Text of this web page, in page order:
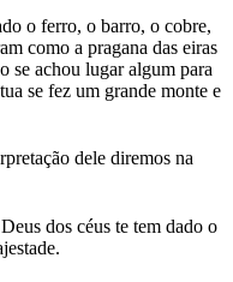
o ferro, o barro, o cobre,
como a pragana das eiras
se achou lugar algum para
se fez um grande monte e
dele diremos na
dos céus te tem dado o